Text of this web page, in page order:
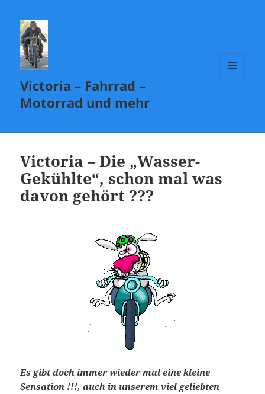
Victoria – Fahrrad –
Motorrad und mehr
Victoria – Die „Wasser-
Gekühlte“, schon mal was
davon gehört ???
Es gibt doch immer wieder mal eine kleine
Sensation !!!, auch in unserem viel geliebten